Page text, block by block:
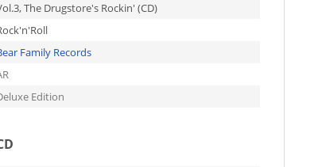
The Drugstore's Rockin' (CD)
Family Records
Edition